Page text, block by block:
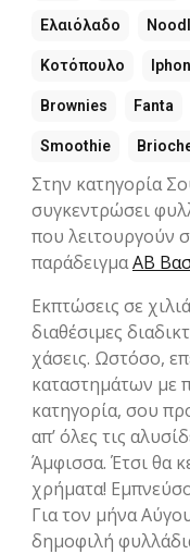
Ελαιόλαδο
Κοτόπουλο
Brownies Fanta
Smoothie
Στην κατηγορία
συγκεντρώσει
που λειτουργούν
παράδειγμαΑΒ
Εκπτώσεις σε
διαθέσιμες
χάσεις. Ωστόσο,
καταστημάτων με
κατηγορία, σου
απ’ όλες τις
Άμφισσα. Έτσι θα
χρήματα!
Για τον μήνα
δημοφιλή